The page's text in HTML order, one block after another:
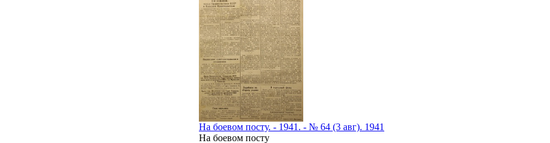
На боевом посту. - 1941. - № 64 (3 авг). 1941
На боевом посту